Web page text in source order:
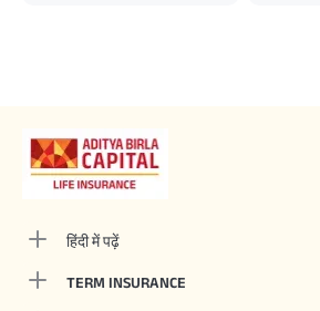
हिंदी में पढ़ें
TERM INSURANCE